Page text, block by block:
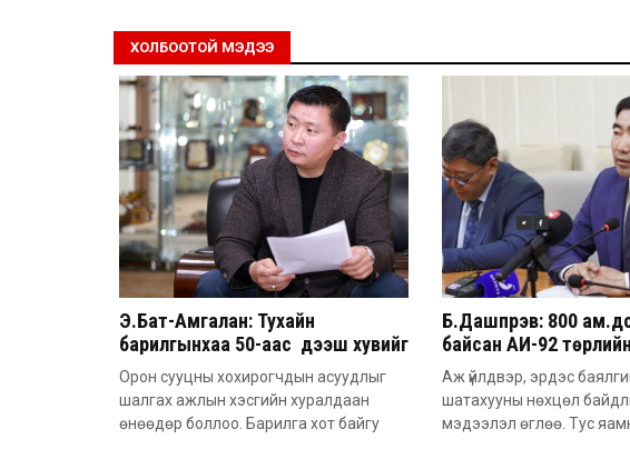
ХОЛБООТОЙ МЭДЭЭ
Э.Бат-Амгалан: Тухайн
барилгынхаа 50-аас дээш хувийг
барьсан тохиолдолд иргэдээс
захиалга авдаг болгоно
Орон сууцны хохирогчдын асуудлыг
шалгах ажлын хэсгийн хуралдаан
өнөөдөр боллоо. Барилга хот байгу
Б.Дашпүрэв: 800
байсан АИ-92 төрлийн
851 ам.доллар болж
Аж үйлдвэр, эрдэс
шатахууны нөхцөл
мэдээлэл өглөө. Тус